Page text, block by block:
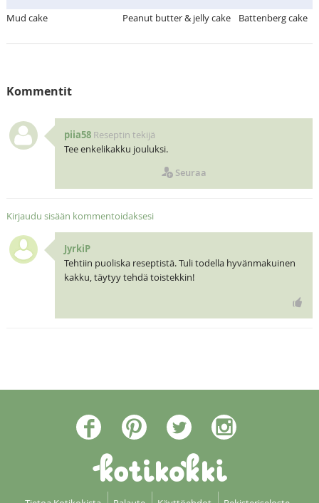
Mud cake Peanut butter & jelly cake Battenberg cake
Kommentit
piia58 Reseptin tekijä
Tee enkelikakku jouluksi.
Seuraa
Kirjaudu sisään kommentoidaksesi
JyrkiP
Tehtiin puoliska reseptistä. Tuli todella hyvänmakuinen
kakku, täytyy tehdä toistekkin!